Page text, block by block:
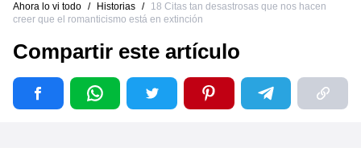
Ahora lo vi todo / Historias /
18 Citas tan desastrosas que nos hacen
creer que el romanticismo está en extinción
Compartir este artículo